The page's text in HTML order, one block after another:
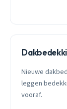
Nieuwe
leggen
vooraf.